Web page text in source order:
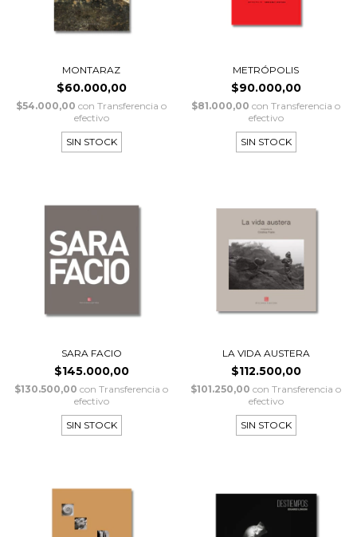
MONTARAZ
$60.000,00
$54.000,00 con Transferencia o
efectivo
SIN STOCK
METRÓPOLIS
$90.000,00
$81.000,00 con Transferencia o
efectivo
SIN STOCK
SARA FACIO
$145.000,00
$130.500,00 con Transferencia o
efectivo
SIN STOCK
LA VIDA AUSTERA
$112.500,00
$101.250,00 con Transferencia o
efectivo
SIN STOCK